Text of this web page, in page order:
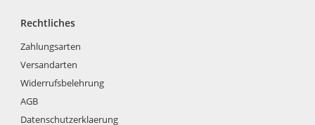
Rechtliches
Zahlungsarten
Versandarten
Widerrufsbelehrung
AGB
Datenschutzerklaerung